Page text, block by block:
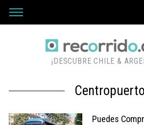
¡DESCUBRE CHILE &
Centropuerto
Puedes